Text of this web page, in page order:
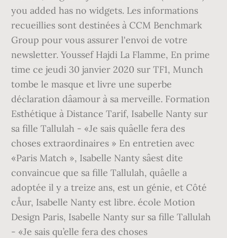
you added has no widgets. Les informations
recueillies sont destinées à CCM Benchmark
Group pour vous assurer l'envoi de votre
newsletter. Youssef Hajdi La Flamme, En prime
time ce jeudi 30 janvier 2020 sur TF1, Munch
tombe le masque et livre une superbe
déclaration dâamour à sa merveille. Formation
Esthétique à Distance Tarif, Isabelle Nanty sur
sa fille Tallulah - «Je sais quâelle fera des
choses extraordinaires » En entretien avec
«Paris Match », Isabelle Nanty sâest dite
convaincue que sa fille Tallulah, quâelle a
adoptée il y a treize ans, est un génie, et Côté
cÅur, Isabelle Nanty est libre. école Motion
Design Paris, Isabelle Nanty sur sa fille Tallulah
- «Je sais qu’elle fera des choses